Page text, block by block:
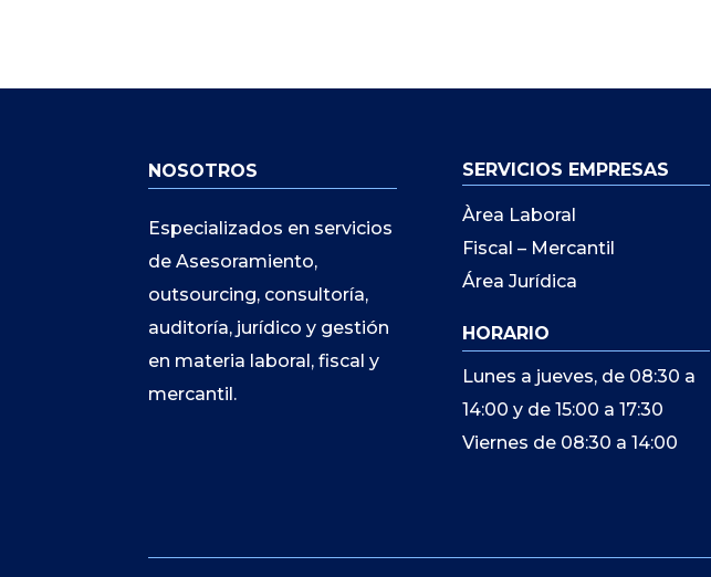
NOSOTROS
Especializados en servicios
de Asesoramiento,
outsourcing, consultoría,
auditoría, jurídico y gestión
en materia laboral, fiscal y
mercantil.
SERVICIOS EMPRESAS
Àrea Laboral
Fiscal – Mercantil
Área Jurídica
HORARIO
Lunes a jueves, de 08:30 a
14:00 y de 15:00 a 17:30
Viernes de 08:30 a 14:00